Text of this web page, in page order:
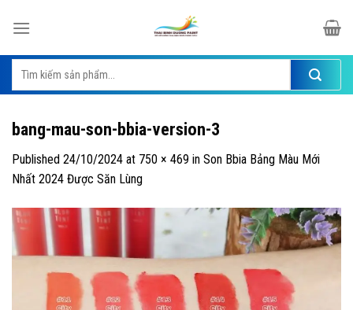
Tìm
kiếm:
bang-mau-son-bbia-version-3
Published 24/10/2024 at 750 × 469 in Son Bbia Bảng Màu Mới
Nhất 2024 Được Săn Lùng